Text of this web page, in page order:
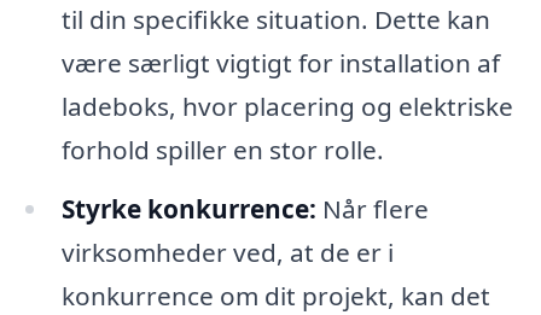
til din specifikke situation. Dette kan
være særligt vigtigt for installation af
ladeboks, hvor placering og elektriske
forhold spiller en stor rolle.
Styrke konkurrence: Når flere
virksomheder ved, at de er i
konkurrence om dit projekt, kan det